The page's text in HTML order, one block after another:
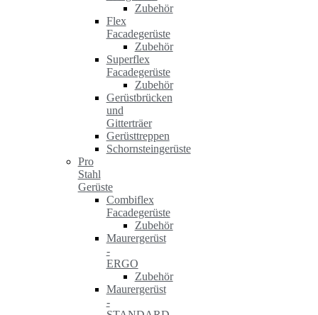
Zubehör
Flex
Facadegerüste
Zubehör
Superflex
Facadegerüste
Zubehör
Gerüstbrücken
und
Gitterträer
Gerüsttreppen
Schornsteingerüste
Pro
Stahl
Gerüste
Combiflex
Facadegerüste
Zubehör
Maurergerüst
-
ERGO
Zubehör
Maurergerüst
-